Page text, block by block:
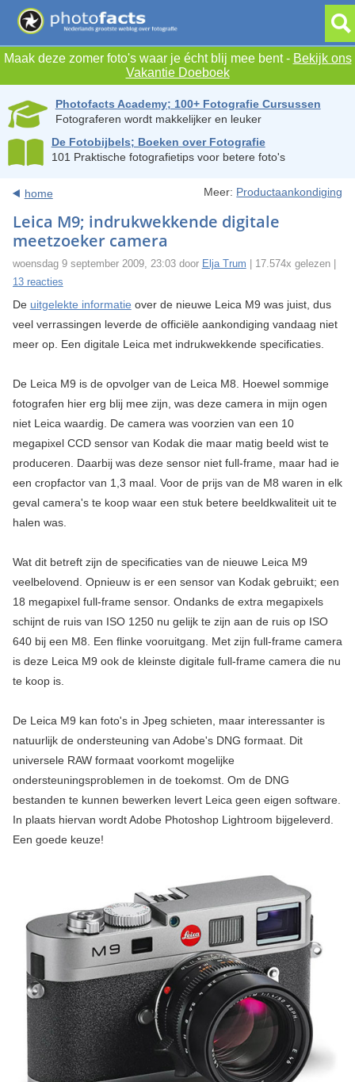
Maak deze zomer foto's waar je écht blij mee bent - Bekijk ons
Vakantie Doeboek
Photofacts Academy; 100+ Fotografie Cursussen
Fotograferen wordt makkelijker en leuker
De Fotobijbels; Boeken over Fotografie
101 Praktische fotografietips voor betere foto's
home Meer: Productaankondiging
Leica M9; indrukwekkende digitale
meetzoeker camera
woensdag 9 september 2009, 23:03 door Elja Trum | 17.574x gelezen |
13 reacties
De uitgelekte informatie over de nieuwe Leica M9 was juist, dus
veel verrassingen leverde de officiële aankondiging vandaag niet
meer op. Een digitale Leica met indrukwekkende specificaties.
De Leica M9 is de opvolger van de Leica M8. Hoewel sommige
fotografen hier erg blij mee zijn, was deze camera in mijn ogen
niet Leica waardig. De camera was voorzien van een 10
megapixel CCD sensor van Kodak die maar matig beeld wist te
produceren. Daarbij was deze sensor niet full-frame, maar had ie
een cropfactor van 1,3 maal. Voor de prijs van de M8 waren in elk
geval camera's te koop waar een stuk betere beeldkwaliteit uit te
halen was.
Wat dit betreft zijn de specificaties van de nieuwe Leica M9
veelbelovend. Opnieuw is er een sensor van Kodak gebruikt; een
18 megapixel full-frame sensor. Ondanks de extra megapixels
schijnt de ruis van ISO 1250 nu gelijk te zijn aan de ruis op ISO
640 bij een M8. Een flinke vooruitgang. Met zijn full-frame camera
is deze Leica M9 ook de kleinste digitale full-frame camera die nu
te koop is.
De Leica M9 kan foto's in Jpeg schieten, maar interessanter is
natuurlijk de ondersteuning van Adobe's DNG formaat. Dit
universele RAW formaat voorkomt mogelijke
ondersteuningsproblemen in de toekomst. Om de DNG
bestanden te kunnen bewerken levert Leica geen eigen software.
In plaats hiervan wordt Adobe Photoshop Lightroom bijgeleverd.
Een goede keuze!